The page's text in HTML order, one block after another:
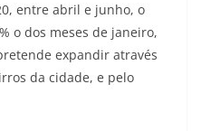
entre abril e junho, o
o dos meses de janeiro,
expandir através
da cidade, e pelo